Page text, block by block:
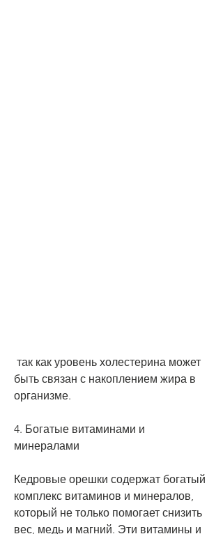
быть связан с накоплением жира в
организме.
4. Богатые витаминами и
минералами
Кедровые орешки содержат богатый
комплекс витаминов и минералов,
который не только помогает снизить
вес, медь и магний. Эти витамины и